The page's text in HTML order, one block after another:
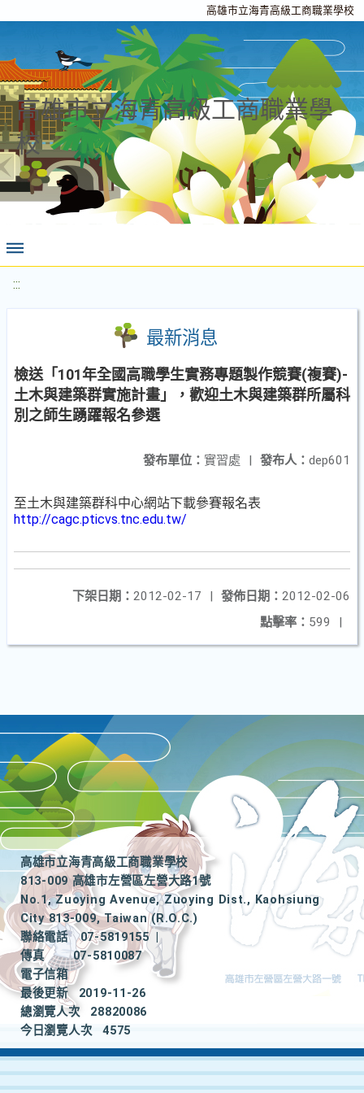
高雄市立海青高級工商職業學校
高雄市立海青高級工商職業學
校
:::
最新消息
檢送「101年全國高職學生實務專題製作競賽(複賽)-
土木與建築群實施計畫」，歡迎土木與建築群所屬科
別之師生踴躍報名參選
發布人： dep601
發布單位： 實習處 |
至土木與建築群科中心網站下載參賽報名表
http://cagc.pticvs.tnc.edu.tw/
發佈日期： 2012-02-06
下架日期： 2012-02-17
|
點擊率： 599 |
高雄市立海青高級工商職業學校
813-009 高雄市左營區左營大路1號
No.1, Zuoying Avenue, Zuoying Dist., Kaohsiung
City 813-009, Taiwan (R.O.C.)
聯絡電話
07-5819155
|
傳真
07-5810087
電子信箱
最後更新
2019-11-26
總瀏覽人次
28820086
今日瀏覽人次
4575